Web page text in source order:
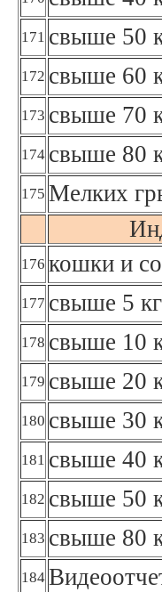
171 свыше 50
172 свыше 60
173 свыше 70
174 свыше 80
175 Мелких
176 кошки и
177 свыше 5
178 свыше 10
179 свыше 20
180 свыше 30
181 свыше 40
182 свыше 50
183 свыше 80
184